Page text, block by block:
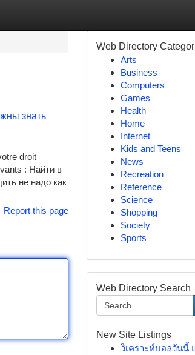
знать
droit
: Найти в
не надо как
Report this page
Web Directory
Arts
Business
Computers
Games
Health
Home
Internet
Kids and Teens
News
Recreation
Reference
Science
Shopping
Society
Sports
Web Directory Search
New Site Listings
วิเคราะห์บอลวันนี้